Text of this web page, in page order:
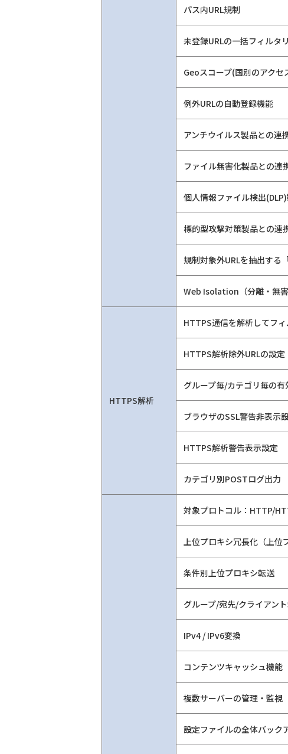
パス内URL規制
未登録URLの一括フィルタ
Geoスコープ(国別のアク
例外URLの自動登録機能
アンチウイルス製品との連
ファイル無害化製品との連
個人情報ファイル検出
標的型攻撃対策製品との連
規制対象外URLを抽出する
Web Isolation（分離・無
HTTPS解析
HTTPS通信を解析してフ
HTTPS解析除外URLの設定
グループ毎/カテゴリ毎の
ブラウザのSSL警告非表示
HTTPS解析警告表示設定
カテゴリ別POSTログ出力
対象プロトコル：HTTP/
上位プロキシ冗長化（上位
条件別上位プロキシ転送
グループ/宛先/クライアン
IPv4 / IPv6変換
コンテンツキャッシュ機能
複数サーバーの管理・監視
設定ファイルの全体バック